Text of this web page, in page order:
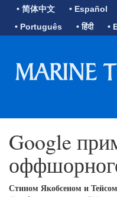
• 简体中文 • Español
• Português
• हिंदी •
Google
Стином Якобсеном и